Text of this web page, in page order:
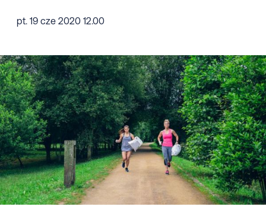
pt. 19 cze 2020 12.00